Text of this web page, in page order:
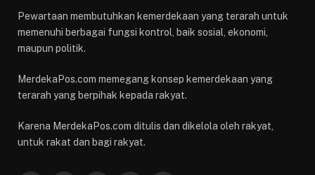
Pewartaan membutuhkan kemerdekaan yang terarah untuk
memenuhi berbagai fungsi kontrol, baik sosial, ekonomi,
maupun politik.
MerdekaPos.com memegang konsep kemerdekaan yang
terarah yang berpihak kepada rakyat.
Karena MerdekaPos.com ditulis dan dikelola oleh rakyat,
untuk rakat dan bagi rakyat.